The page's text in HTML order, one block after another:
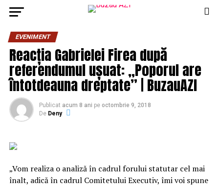
EVENIMENT
Reacția Gabrielei Firea după
referendumul ușuat: „Poporul are
întotdeauna dreptate” | BuzauAZI
Publicat acum 8 ani pe octombrie 9, 2018
De Deny
„Vom realiza o analiză în cadrul forului statutar cel mai
înalt, adică în cadrul Comitetului Executiv, îmi voi spune